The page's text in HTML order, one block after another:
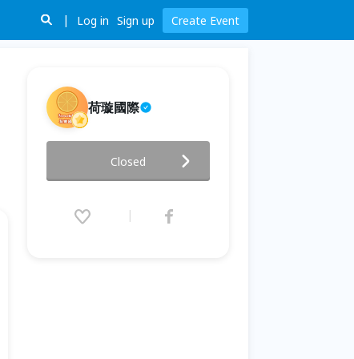
Log in Sign up Create Event
荷璇國際
(KSI) 17日 (KDI) (額滿)
2026.01.10 (Sat) 09:00 - 01.17
Closed